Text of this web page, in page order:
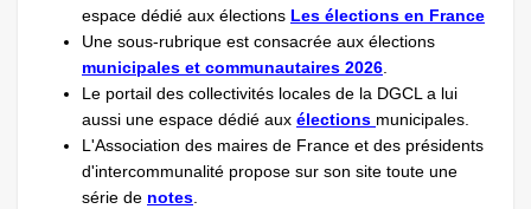
espace dédié aux élections Les élections en France
Une sous-rubrique est consacrée aux élections
municipales et communautaires 2026
Le portail des collectivités locales de la DGCL a lui
aussi une espace dédié aux élections municipales.
L'Association des maires de France et des présidents
d'intercommunalité propose sur son site toute une
série de notes